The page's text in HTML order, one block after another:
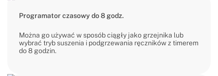
Programator czasowy do 8 godz.
Można go używać w sposób ciągły jako grzejnika lub
wybrać tryb suszenia i podgrzewania ręczników z timerem
do 8 godzin.